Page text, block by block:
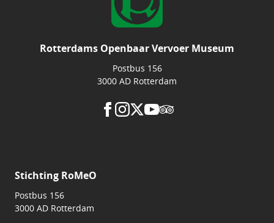
Rotterdams Openbaar Vervoer Museum
Postbus 156
3000 AD Rotterdam
Stichting RoMeO
Postbus 156
3000 AD Rotterdam